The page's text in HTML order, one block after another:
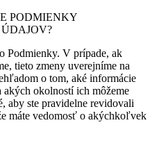
PODMIENKY
Podmienky. V prípade, ak
tieto zmeny uverejníme na
o tom, aké informácie
akých okolností ich môžeme
aby ste pravidelne revidovali
máte vedomosť o akýchkoľvek